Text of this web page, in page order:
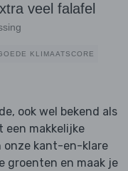
veel falafel
KLIMAATSCORE
ook wel bekend als
makkelijke
onze kant-en-klare
groenten en maak je